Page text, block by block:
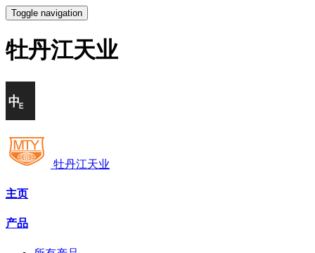
Toggle navigation
牡丹江天业
牡丹江天业
主页
产品